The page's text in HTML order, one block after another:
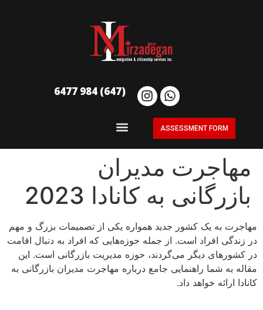
(647) 984 6477
ASSESSMENT FORM
مهاجرت مدیران
بازرگانی به کانادا 2023
مهاجرت به یک کشور جدید همواره یکی از تصمیمات بزرگ و مهم
در زندگی افراد است. از جمله حوزه‌هایی که افراد به دنبال اقامت
در کشورهای دیگر می‌گردند، حوزه مدیریت بازرگانی است. این
مقاله به شما راهنمایی جامع درباره مهاجرت مدیران بازرگانی به
کانادا ارائه خواهد داد.